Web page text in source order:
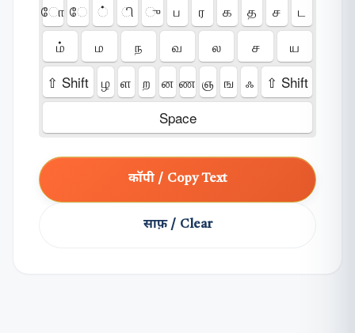
ோ ே ் ி ு ப ர க த ச
ட
ம்
ம ந வ ல ச
ய
⇧ Shift
ழ ள ற ன ண ஞ ங ஃ
⇧ Shift
Space
कॉपी / Copy Text
साफ़ / Clear